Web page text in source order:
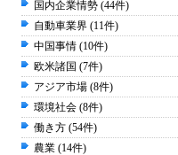
国内企業情勢 (44件)
自動車業界 (11件)
中国事情 (10件)
欧米諸国 (7件)
アジア市場 (8件)
環境社会 (8件)
働き方 (54件)
農業 (14件)